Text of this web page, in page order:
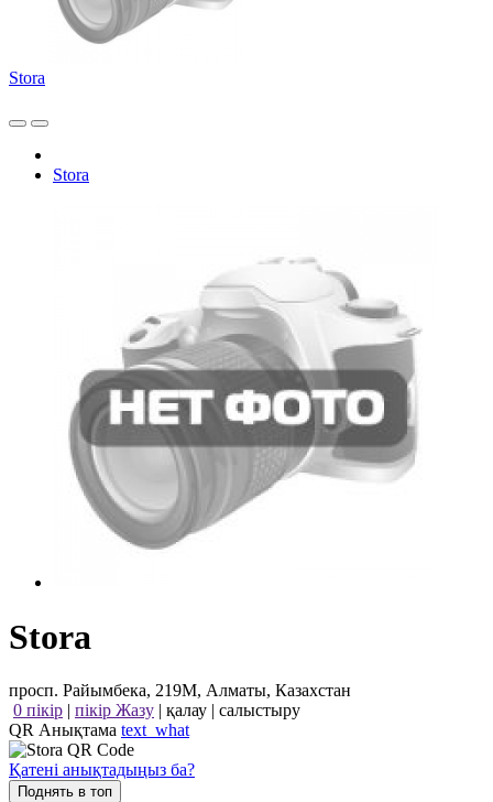
Stora
Stora
Stora
просп. Райымбека, 219М, Алматы, Казахстан
0 пікір | пікір Жазу | қалау | салыстыру
QR Анықтама text_what
Қатені анықтадыңыз ба?
Поднять в топ